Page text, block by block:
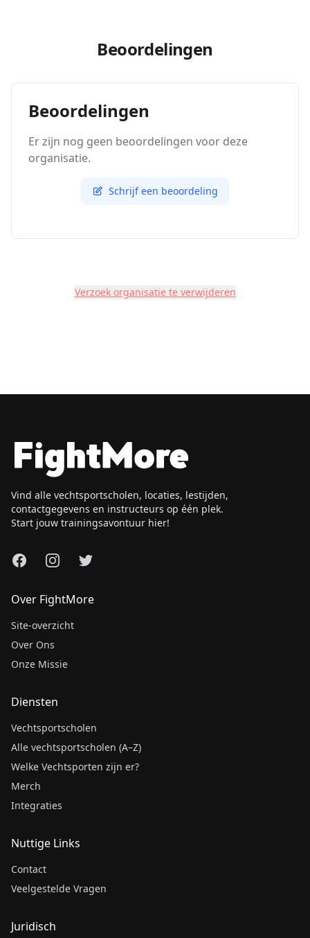
Beoordelingen
Beoordelingen
Er zijn nog geen beoordelingen voor deze
organisatie.
Schrijf een beoordeling
Verzoek organisatie te verwijderen
Vind alle vechtsportscholen, locaties, lestijden,
contactgegevens en instructeurs op één plek.
Start jouw trainingsavontuur hier!
FacebookInstagram
X
Over FightMore
Site-overzicht
Over Ons
Onze Missie
Diensten
Vechtsportscholen
Alle vechtsportscholen (A–Z)
Welke Vechtsporten zijn er?
Merch
Integraties
Nuttige Links
Contact
Veelgestelde Vragen
Juridisch